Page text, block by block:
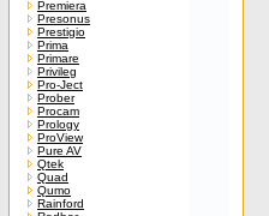
Premiera
Presonus
Prestigio
Prima
Primare
Privileg
Pro-Ject
Prober
Procam
Prology
ProView
Pure AV
Qtek
Quad
Qumo
Rainford